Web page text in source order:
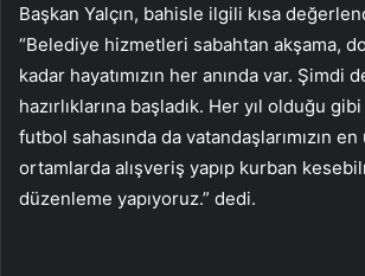
Başkan Yalçın, bahisle ilgili kısa
“Belediye hizmetleri sabahtan akşama,
kadar hayatımızın her anında var. Şimdi
hazırlıklarına başladık. Her yıl olduğu
futbol sahasında da vatandaşlarımızın
ortamlarda alışveriş yapıp kurban
düzenleme yapıyoruz.” dedi.